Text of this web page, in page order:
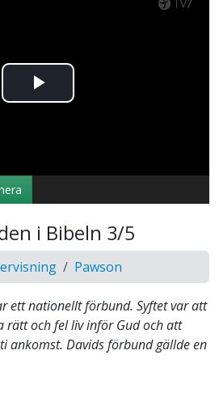
Spela
video
i Bibeln 3/5
Pawson
ett nationellt förbund. Syftet var att
rätt och fel liv inför Gud och att
ankomst. Davids förbund gällde en